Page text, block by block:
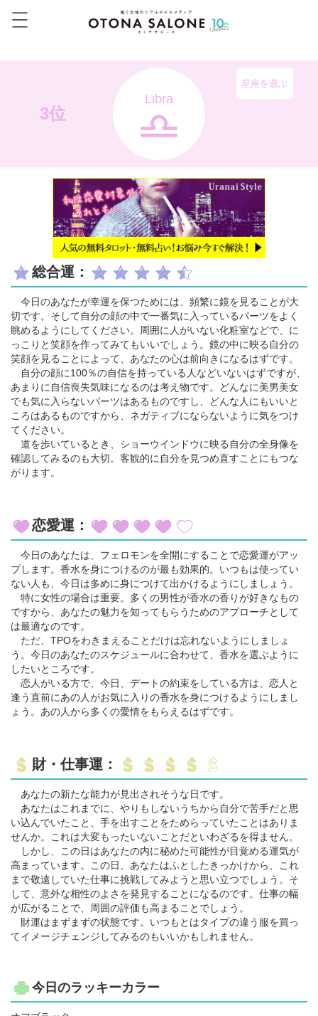
3位
Libra
星座を選ぶ
総合運：
今日のあなたが幸運を保つためには、頻繁に鏡を見ることが大
切です。そして自分の顔の中で一番気に入っているパーツをよく
眺めるようにしてください。周囲に人がいない化粧室などで、に
っこりと笑顔を作ってみてもいいでしょう。鏡の中に映る自分の
笑顔を見ることによって、あなたの心は前向きになるはずです。
自分の顔に100％の自信を持っている人などいないはずですが、
あまりに自信喪失気味になるのは考え物です。どんなに美男美女
でも気に入らないパーツはあるものですし、どんな人にもいいと
ころはあるものですから、ネガティブにならないように気をつけ
てください。
道を歩いているとき、ショーウインドウに映る自分の全身像を
確認してみるのも大切。客観的に自分を見つめ直すことにもつな
がります。
恋愛運：
今日のあなたは、フェロモンを全開にすることで恋愛運がアッ
プします。香水を身につけるのが最も効果的。いつもは使ってい
ない人も、今日は多めに身につけて出かけるようにしましょう。
特に女性の場合は重要。多くの男性が香水の香りが好きなもの
ですから、あなたの魅力を知ってもらうためのアプローチとして
は最適なのです。
ただ、TPOをわきまえることだけは忘れないようにしましょ
う。今日のあなたのスケジュールに合わせて、香水を選ぶように
したいところです。
恋人がいる方で、今日、デートの約束をしている方は、恋人と
逢う直前にあの人がお気に入りの香水を身につけるようにしまし
ょう。あの人から多くの愛情をもらえるはずです。
財・仕事運：
あなたの新たな能力が見出されそうな日です。
あなたはこれまでに、やりもしないうちから自分で苦手だと思
い込んでいたこと、手を出すことをためらっていたことはありま
せんか。これは大変もったいないことだといわざるを得ません。
しかし、この日はあなたの内に秘めた可能性が目覚める運気が
高まっています。この日、あなたはふとしたきっかけから、これ
まで敬遠していた仕事に挑戦してみようと思い立つでしょう。そ
して、意外な相性のよさを発見することになるのです。仕事の幅
が広がることで、周囲の評価も高まることでしょう。
財運はまずまずの状態です。いつもとはタイプの違う服を買っ
てイメージチェンジしてみるのもいいかもしれません。
今日のラッキーカラー